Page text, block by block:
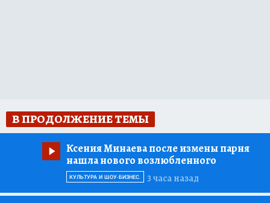
В ПРОДОЛЖЕНИЕ ТЕМЫ
Ксения Минаева после измены парня
нашла нового возлюбленного
3 часа назад
КУЛЬТУРА И ШОУ-БИЗНЕС.